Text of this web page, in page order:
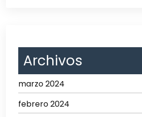
Archivos
marzo 2024
febrero 2024